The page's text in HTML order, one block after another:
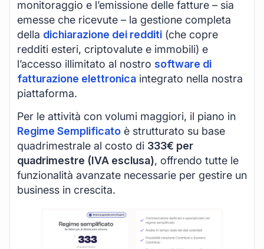
monitoraggio e l’emissione delle fatture – sia
emesse che ricevute – la gestione completa
della dichiarazione dei redditi (che copre
redditi esteri, criptovalute e immobili) e
l’accesso illimitato al nostro software di
fatturazione elettronica integrato nella nostra
piattaforma.
Per le attività con volumi maggiori, il piano in
Regime Semplificato è strutturato su base
quadrimestrale al costo di 333€ per
quadrimestre (IVA esclusa), offrendo tutte le
funzionalità avanzate necessarie per gestire un
business in crescita.